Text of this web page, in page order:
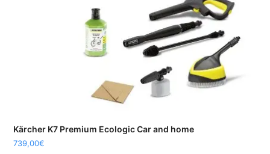
Kärcher K7 Premium Ecologic Car and home
739,00€